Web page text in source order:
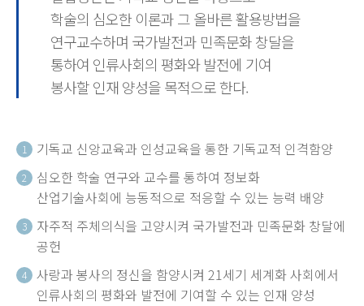
학술의 심오한 이론과 그 올바른 활용방법을
연구교수하며 국가발전과 민족문화 창달을
통하여 인류사회의 평화와 발전에 기여
봉사할 인재 양성을 목적으로 한다.
1 기독교 신앙교육과 인성교육을 통한 기독교적 인격함양
2
심오한 학술 연구와 교수를 통하여 정보화
산업기술사회에 능동적으로 적응할 수 있는 능력 배양
3
자주적 주체의식을 고양시켜 국가발전과 민족문화 창달에
공헌
4
사랑과 봉사의 정신을 함양시켜 21세기 세계화 사회에서
인류사회의 평화와 발전에 기여할 수 있는 인재 양성